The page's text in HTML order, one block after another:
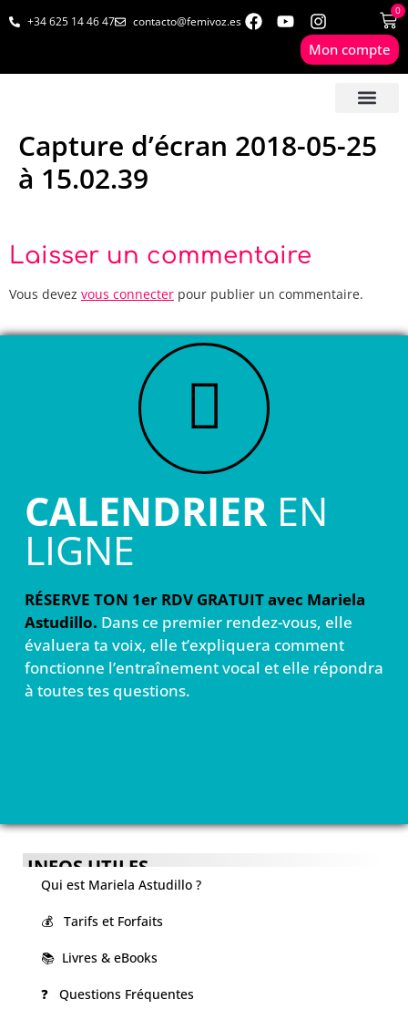
+34 625 14 46 47 contacto@femivoz.es
0
Mon compte
Capture d’écran 2018-05-25
à 15.02.39
Laisser un commentaire
Vous devez vous connecter pour publier un commentaire.
CALENDRIEREN
LIGNE
RÉSERVE TON 1er RDV GRATUIT avec Mariela
Astudillo. Dans ce premier rendez-vous, elle
évaluera ta voix, elle t’expliquera comment
fonctionne l’entraînement vocal et elle répondra
à toutes tes questions.
INFOS UTILES
Qui est Mariela Astudillo ?
💰 Tarifs et Forfaits
📚 Livres & eBooks
❓ Questions Fréquentes